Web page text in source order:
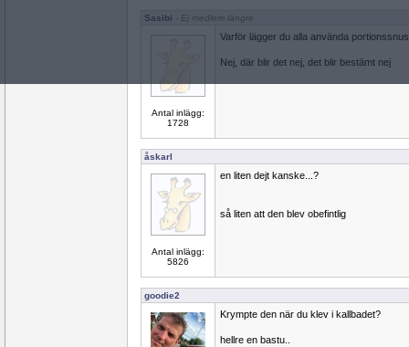
Sasibi - Ej medlem längre
Antal inlägg:
1728
Varför lägger du alla använda
Nej, där blir det nej, det blir bestämt nej
åskarl
Antal inlägg:
5826
en liten dejt kanske...?
så liten att den blev obefintlig
goodie2
Krympte den när du klev i kallbadet?
hellre en bastu..